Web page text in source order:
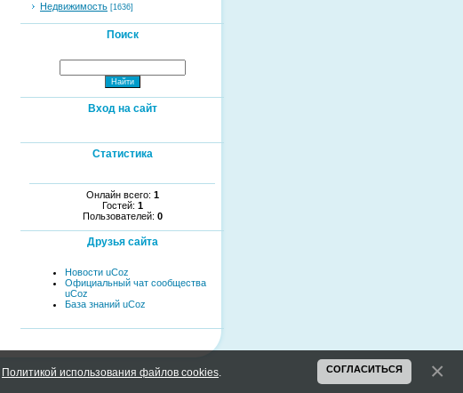
Недвижимость [1636]
Поиск
Вход на сайт
Статистика
Онлайн всего: 1
Гостей: 1
Пользователей: 0
Друзья сайта
Новости uCoz
Официальный чат сообщества
uCoz
База знаний uCoz
Политикой использования файлов cookies СОГЛАСИТЬСЯ